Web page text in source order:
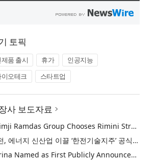
토픽
제품 출시 휴가
인공지능
이오테크
스타트업
사 보도자료
Khimji Ramdas Group Chooses Rimini Street to Reduce SAP Support Costs, Protect 700+ Customizations and Reinvest Savings in Innovation
한전, 에너지 신산업 이끌 ‘한전기술지주’ 공식 출범
Purina Named as First Publicly Announced NIQ ConnectAI Charter Client